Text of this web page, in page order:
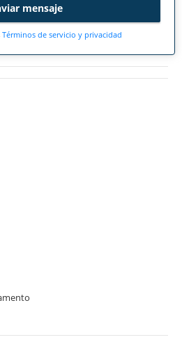
mensaje
Términos de servicio y privacidad